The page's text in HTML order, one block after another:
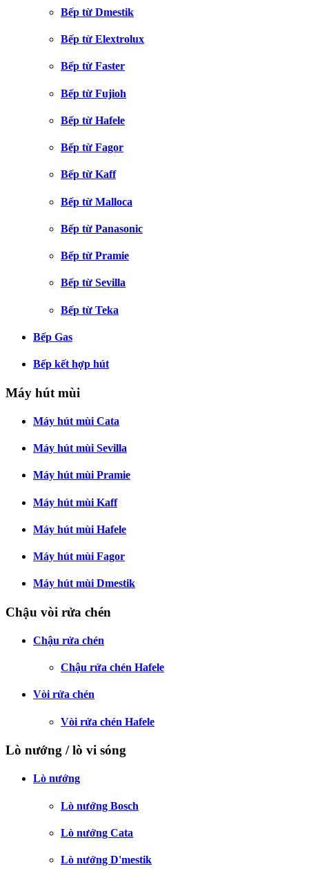
Bếp từ Dmestik
Bếp từ Elextrolux
Bếp từ Faster
Bếp từ Fujioh
Bếp từ Hafele
Bếp từ Fagor
Bếp từ Kaff
Bếp từ Malloca
Bếp từ Panasonic
Bếp từ Pramie
Bếp từ Sevilla
Bếp từ Teka
Bếp Gas
Bếp kết hợp hút
Máy hút mùi
Máy hút mùi Cata
Máy hút mùi Sevilla
Máy hút mùi Pramie
Máy hút mùi Kaff
Máy hút mùi Hafele
Máy hút mùi Fagor
Máy hút mùi Dmestik
Chậu vòi rửa chén
Chậu rửa chén
Chậu rửa chén Hafele
Vòi rửa chén
Vòi rửa chén Hafele
Lò nướng / lò vi sóng
Lò nướng
Lò nướng Bosch
Lò nướng Cata
Lò nướng D'mestik